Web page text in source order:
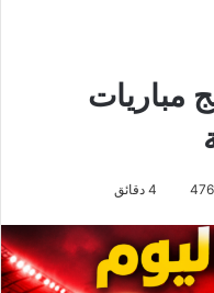
مباريات
476